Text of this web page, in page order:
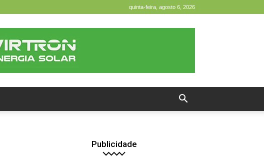
quinta-feira, agosto 6, 2026
Publicidade